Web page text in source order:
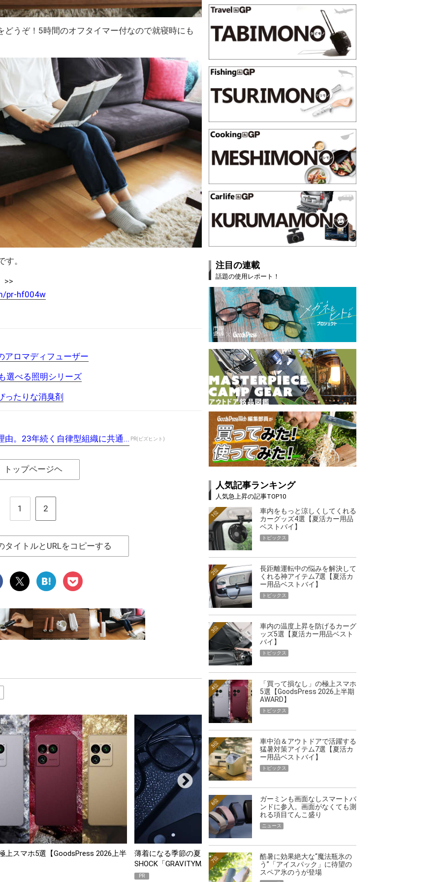
うぞ！5時間のオフタイマー付なので就寝時にも
。
>>
pr-hf004w
アロマディフューザー
選べる照明シリーズ
ったりな消臭剤
。23年続く自律型組織に共通... PR(ビズヒント)
トップページヘ
1 2
タイトルとURLをコピーする
上スマホ5選【GoodsPress 2026上半
薄着になる季節の夏こそ“映える”タフな腕時計を。G-
SHOCK「GRAVITYMASTER」は本当に機能も見た…
PR
【編集部員が選んだ「指名買
らイチオシアイテムをピック
注目の連載
話題の使用レポート！
人気記事ランキング
人気急上昇の記事TOP10
車内をもっと涼しくしてくれる
カーグッズ4選【夏活カー用品
ベストバイ】
1位
トピックス
長距離運転中の悩みを解決して
くれる神アイテム7選【夏活カ
ー用品ベストバイ】
2位
トピックス
車内の温度上昇を防げるカーグ
ッズ5選【夏活カー用品ベスト
バイ】
3位
トピックス
「買って損なし」の極上スマホ
5選【GoodsPress 2026上半期
AWARD】
4位
トピックス
車中泊＆アウトドアで活躍する
猛暑対策アイテム7選【夏活カ
ー用品ベストバイ】
5位
トピックス
ガーミンも画面なしスマートバ
ンドに参入。画面がなくても測
れる項目てんこ盛り
6位
ニュース
酷暑に効果絶大な“魔法瓶氷の
う”「アイスパック」に待望の
スペア氷のうが登場
7位